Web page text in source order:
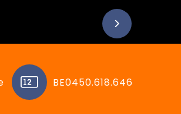
BE0450.618.646